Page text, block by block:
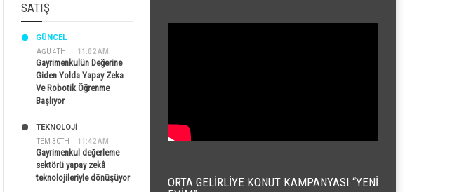
SATIŞ
AĞU 4TH 11:02 AM
GÜNCEL
Gayrimenkulün Değerine
Giden Yolda Yapay Zeka
Ve Robotik Öğrenme
Başlıyor
TEM 30TH 11:42 AM
TEKNOLOJİ
Gayrimenkul değerleme
sektörü yapay zekâ
teknolojileriyle dönüşüyor
ORTA GELIRLIYE KONUT KAMPANYASI “YENI